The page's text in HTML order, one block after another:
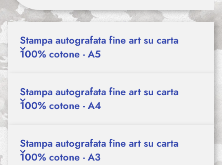
Stampa autografata fine art su carta
100% cotone - A5
Stampa autografata fine art su carta
100% cotone - A4
Stampa autografata fine art su carta
100% cotone - A3